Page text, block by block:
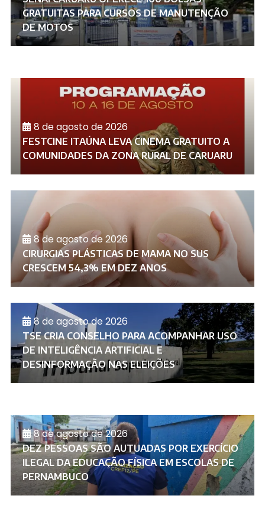
GRATUITAS PARA CURSOS DE MANUTENÇÃO
DE MOTOS
8 de agosto de 2026
FESTCINE ITAÚNA LEVA CINEMA GRATUITO A
COMUNIDADES DA ZONA RURAL DE CARUARU
8 de agosto de 2026
CIRURGIAS PLÁSTICAS DE MAMA NO SUS
CRESCEM 54,3% EM DEZ ANOS
8 de agosto de 2026
TSE CRIA CONSELHO PARA ACOMPANHAR USO
DE INTELIGÊNCIA ARTIFICIAL E
DESINFORMAÇÃO NAS ELEIÇÕES
8 de agosto de 2026
DEZ PESSOAS SÃO AUTUADAS POR EXERCÍCIO
ILEGAL DA EDUCAÇÃO FÍSICA EM ESCOLAS DE
PERNAMBUCO